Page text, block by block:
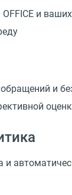
OFFICE и
и